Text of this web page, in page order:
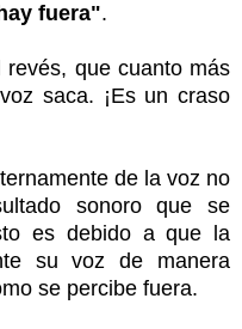
fuera".
que cuanto más
saca. ¡Es un craso
de la voz no
sonoro que se
es debido a que la
su voz de manera
se percibe fuera.